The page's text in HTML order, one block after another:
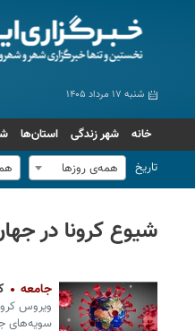
شنبه ۱۷ مرداد ۱۴۰۵
خانه شهر زندگی استان‌ها
تاریخ
همه‌ی روزها
شیوع کرونا در
جامعه
ویروس